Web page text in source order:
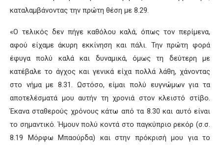
καταλαμβάνοντας την πρώτη θέση με 8.29.
«Ο τελικός δεν πήγε καθόλου καλά, όπως τον περίμενα,
αφού είχαμε άκυρη εκκίνηση και πάλι. Την πρώτη φορά
έφυγα πολύ καλά και δυναμικά, όμως τη δεύτερη με
κατέβαλε το άγχος και γενικά είχα πολλά λάθη, χάνοντας
στο νήμα με 8.31. Ωστόσο, είμαι πολύ ευγνώμων για τα
αποτελέσματά μου αυτήν τη χρονιά στον κλειστό στίβο.
Έκανα σταθερούς χρόνους κάτω από τα 8.30 και αυτό είναι
το σημαντικό. Ήμουν πολύ κοντά στο παγκύπριο ρεκόρ (σ.σ.
8.19 Μόρφω Μπαούρδα) και στην πρόκρισή μου για το